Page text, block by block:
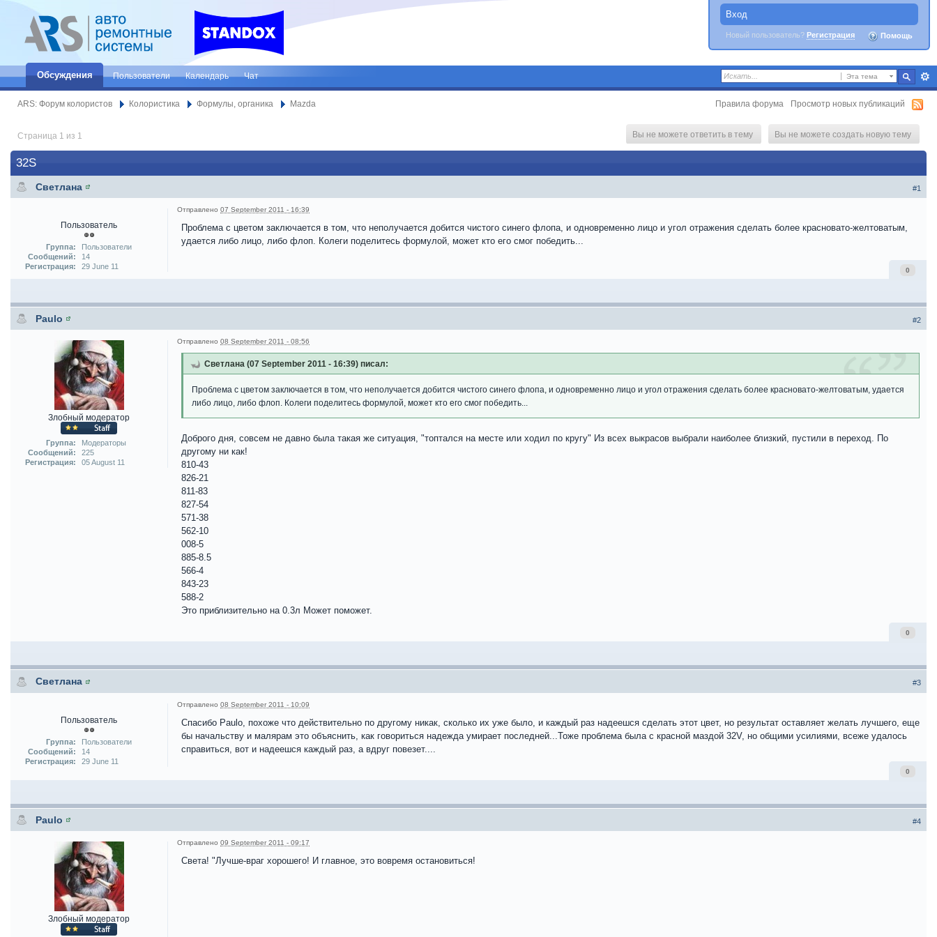
Вход
Новый пользователь? Регистрация Помощь
Эта тема
Обсуждения Пользователи Календарь Чат
ARS: Форум колористов Колористика Формулы, органика Mazda Правила форума Просмотр новых публикаций
Страница 1 из 1 Вы не можете создать новую тему
Вы не можете ответить в тему
32S
#1
Светлана
Пользователь
Группа:
Пользователи
Сообщений:
14
Регистрация:
29 June 11
Отправлено 07 September 2011 - 16:39
Проблема с цветом заключается в том, что неполучается добится чистого синего флопа, и одновременно лицо и угол отражения сделать более красновато-желтоватым,
удается либо лицо, либо флоп. Колеги поделитесь формулой, может кто его смог победить...
0
#2
Paulo
Злобный модератор
Группа:
Модераторы
Сообщений:
225
Регистрация:
05 August 11
Отправлено 08 September 2011 - 08:56
Светлана (07 September 2011 - 16:39) писал:
Проблема с цветом заключается в том, что неполучается добится чистого синего флопа, и одновременно лицо и угол отражения сделать более красновато-желтоватым, удается
либо лицо, либо флоп. Колеги поделитесь формулой, может кто его смог победить...
Доброго дня, совсем не давно была такая же ситуация, "топтался на месте или ходил по кругу" Из всех выкрасов выбрали наиболее близкий, пустили в переход. По
другому ни как!
810-43
826-21
811-83
827-54
571-38
562-10
008-5
885-8.5
566-4
843-23
588-2
Это приблизительно на 0.3л Может поможет.
0
#3
Светлана
Пользователь
Группа:
Пользователи
Сообщений:
14
Регистрация:
29 June 11
Отправлено 08 September 2011 - 10:09
Спасибо Paulo, похоже что действительно по другому никак, сколько их уже было, и каждый раз надеешся сделать этот цвет, но результат оставляет желать лучшего, еще
бы начальству и малярам это объяснить, как говориться надежда умирает последней...Тоже проблема была с красной маздой 32V, но общими усилиями, всеже удалось
справиться, вот и надеешся каждый раз, а вдруг повезет....
0
#4
Paulo
Злобный модератор
Отправлено 09 September 2011 - 09:17
Света! "Лучше-враг хорошего! И главное, это вовремя остановиться!